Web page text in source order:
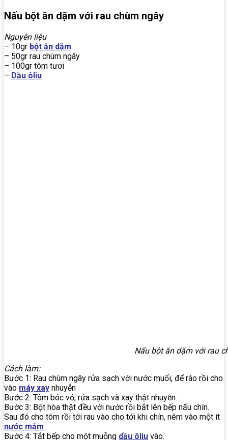
Nấu bột ăn dặm với rau chùm ngây
Nguyên liệu
– 10gr bột ăn dặm
– 50gr rau chùm ngây
– 100gr tôm tươi
– Dầu ôliu
Nấu bột ăn dặm với rau
Cách làm:
Bước 1: Rau chùm ngây rửa sạch với nước muối, để ráo rồi cho
vào máy xay nhuyễn
Bước 2: Tôm bóc vỏ, rửa sạch và xay thật nhuyễn.
Bước 3: Bột hòa thật đều với nước rồi bắt lên bếp nấu chín.
Sau đó cho tôm rồi tới rau vào cho tới khi chín, nêm vào một ít
nước mắm.
Bước 4: Tắt bếp cho một muỗng dầu ôliu vào.